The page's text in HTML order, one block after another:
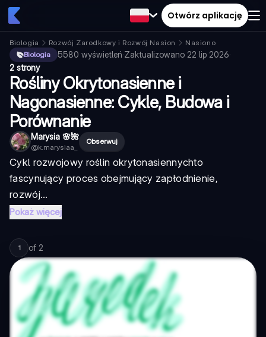
Otwórz aplikację
Biologia Rozwój Zarodkowy i Rozwój Nasion
Nasiono
Biologia
5580 wyświetleń·Zaktualizowano 22 lip 2026·
2 strony
Rośliny Okrytonasienne i
Nagonasienne: Cykle, Budowa i
Porównanie
Marysia 🌸🌺
@k.marysiaa_
Obserwuj
Cykl rozwojowy roślin okrytonasiennychto
fascynujący proces obejmujący zapłodnienie,
rozwój...
Pokaż więcej
1 of 2